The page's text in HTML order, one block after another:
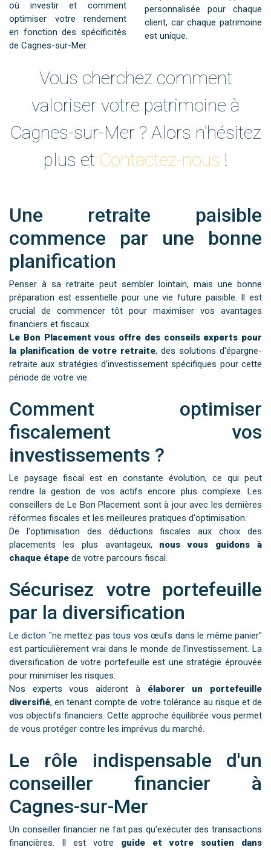
où investir et comment
optimiser votre rendement
en fonction des spécificités
de Cagnes-sur-Mer.
personnalisée pour chaque
client, car chaque patrimoine
est unique.
Vous cherchez comment
valoriser votre patrimoine à
Cagnes-sur-Mer ? Alors n’hésitez
plus et Contactez-nous !
Une retraite paisible
commence par une bonne
planification
Penser à sa retraite peut sembler lointain, mais une bonne
préparation est essentielle pour une vie future paisible. Il est
crucial de commencer tôt pour maximiser vos avantages
financiers et fiscaux.
Le Bon Placement vous offre des conseils experts pour
la planification de votre retraite, des solutions d'épargne-
retraite aux stratégies d'investissement spécifiques pour cette
période de votre vie.
Comment optimiser
fiscalement vos
investissements ?
Le paysage fiscal est en constante évolution, ce qui peut
rendre la gestion de vos actifs encore plus complexe. Les
conseillers de Le Bon Placement sont à jour avec les dernières
réformes fiscales et les meilleures pratiques d'optimisation.
De l'optimisation des déductions fiscales aux choix des
placements les plus avantageux, nous vous guidons à
chaque étape de votre parcours fiscal.
Sécurisez votre portefeuille
par la diversification
Le dicton "ne mettez pas tous vos œufs dans le même panier"
est particulièrement vrai dans le monde de l'investissement. La
diversification de votre portefeuille est une stratégie éprouvée
pour minimiser les risques.
Nos experts vous aideront à élaborer un portefeuille
diversifié, en tenant compte de votre tolérance au risque et de
vos objectifs financiers. Cette approche équilibrée vous permet
de vous protéger contre les imprévus du marché.
Le rôle indispensable d'un
conseiller financier à
Cagnes-sur-Mer
Un conseiller financier ne fait pas qu'exécuter des transactions
financières. Il est votre guide et votre soutien dans